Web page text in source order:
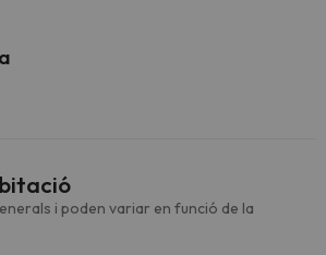
i poden variar en funció de la